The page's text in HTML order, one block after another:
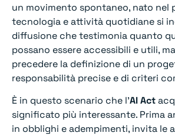
un movimento spontaneo, nato nel
tecnologia e attività quotidiane si
diffusione che testimonia quanto
possano essere accessibili e utili,
precedere la definizione di un
responsabilità precise e di criteri
È in questo scenario che l’AI Act
significato più interessante. Prima
in obblighi e adempimenti, invita le